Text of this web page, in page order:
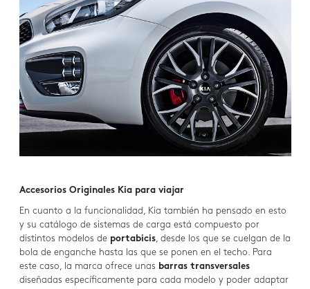
Accesorios Originales Kia para viajar
En cuanto a la funcionalidad, Kia también ha pensado en esto
y su catálogo de sistemas de carga está compuesto por
distintos modelos de portabicis, desde los que se cuelgan de la
bola de enganche hasta las que se ponen en el techo. Para
este caso, la marca ofrece unas barras transversales
diseñadas específicamente para cada modelo y poder adaptar